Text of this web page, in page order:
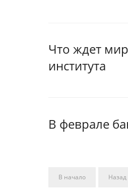
Что ждет
института
В феврале
В начало Назад